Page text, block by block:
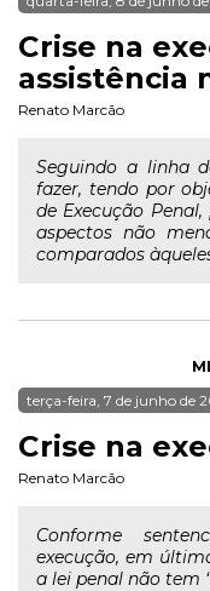
Crise na
assistência
Renato Marcão
Seguindo a linha
fazer, tendo por
de Execução
aspectos não
comparados
terça-feira, 7 de junho de
Crise na
Renato Marcão
Conforme
execução, em
a lei penal não tem